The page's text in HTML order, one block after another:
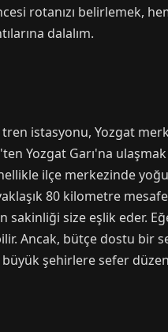
rotanızı belirlemek,
dalalım.
istasyonu, Yozgat
Yozgat Garı'na
ilçe merkezinde
80 kilometre
sakinliği size eşlik eder.
Ancak, bütçe dostu bir
şehirlere sefer